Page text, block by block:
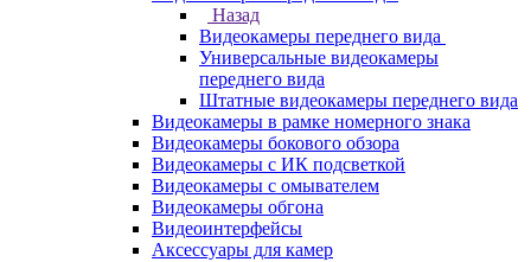
Назад
Видеокамеры переднего вида
Универсальные видеокамеры
переднего вида
Штатные видеокамеры переднего вида
Видеокамеры в рамке номерного знака
Видеокамеры бокового обзора
Видеокамеры с ИК подсветкой
Видеокамеры с омывателем
Видеокамеры обгона
Видеоинтерфейсы
Аксессуары для камер